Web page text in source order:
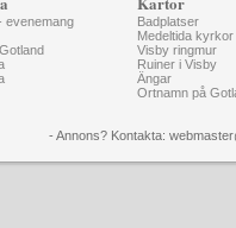
evenemang
Badplatser
Medeltida kyrkor
Visby ringmur
Ruiner i Visby
Ängar
Ortnamn på
- Annons? Kontakta: